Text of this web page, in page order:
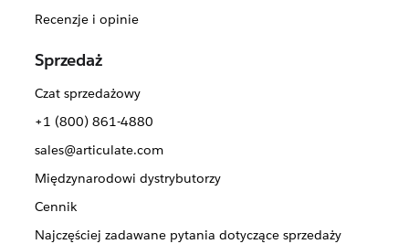
Recenzje i opinie
Sprzedaż
Czat sprzedażowy
+1 (800) 861-4880
sales@articulate.com
Międzynarodowi dystrybutorzy
Cennik
Najczęściej zadawane pytania dotyczące sprzedaży